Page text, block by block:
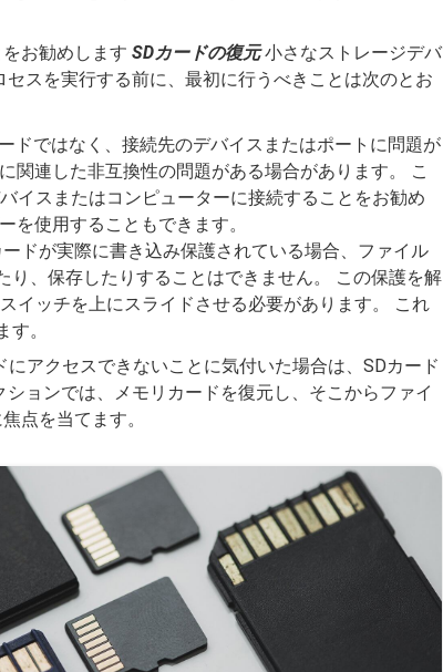
お勧めします SDカードの復元小さなストレージデバ
スを実行する前に、最初に行うべきことは次のとお
ドではなく、接続先のデバイスまたはポートに問題が
関連した非互換性の問題がある場合があります。 こ
イスまたはコンピューターに接続することをお勧め
を使用することもできます。
ドが実際に書き込み保護されている場合、ファイル
り、保存したりすることはできません。 この保護を解
イッチを上にスライドさせる必要があります。 これ
。
アクセスできないことに気付いた場合は、SDカード
ョンでは、メモリカードを復元し、そこからファイ
点を当てます。